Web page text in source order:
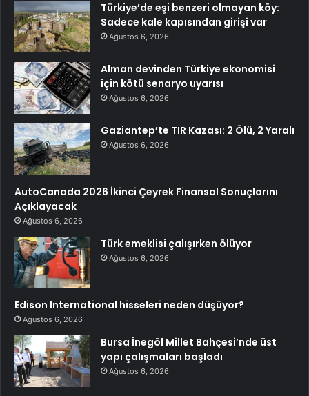
Türkiye’de eşi benzeri olmayan köy:
Sadece kale kapısından girişi var
Ağustos 6, 2026
Alman devinden Türkiye ekonomisi
için kötü senaryo uyarısı
Ağustos 6, 2026
Gaziantep’te TIR Kazası: 2 Ölü, 2 Yaralı
Ağustos 6, 2026
AutoCanada 2026 İkinci Çeyrek Finansal Sonuçlarını
Açıklayacak
Ağustos 6, 2026
Türk emeklisi çalışırken ölüyor
Ağustos 6, 2026
Edison International hisseleri neden düşüyor?
Ağustos 6, 2026
Bursa İnegöl Millet Bahçesi’nde üst
yapı çalışmaları başladı
Ağustos 6, 2026